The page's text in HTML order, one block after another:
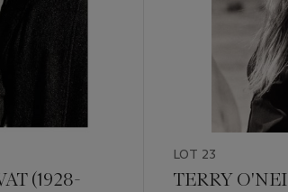
(1928-
LOT 23
TERRY